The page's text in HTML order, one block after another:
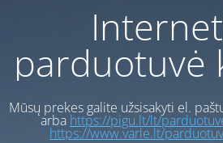
parduotuvė
Mūsų prekes galite užsisakyti el.
arba https://pigu.lt/lt/
https://www.varle.lt/